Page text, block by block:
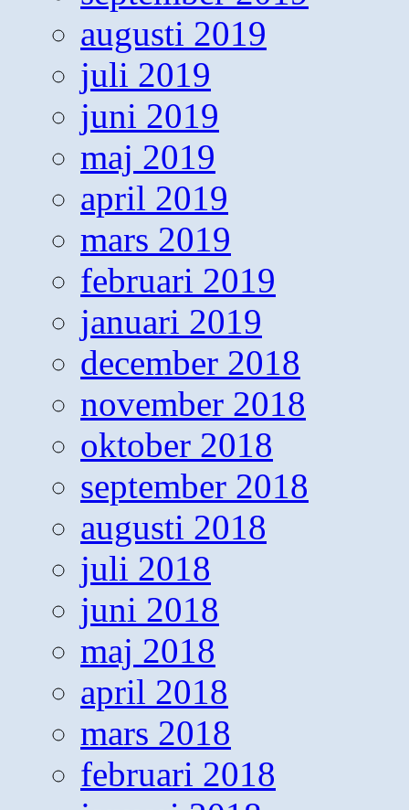
augusti 2019
juli 2019
juni 2019
maj 2019
april 2019
mars 2019
februari 2019
januari 2019
december 2018
november 2018
oktober 2018
september 2018
augusti 2018
juli 2018
juni 2018
maj 2018
april 2018
mars 2018
februari 2018